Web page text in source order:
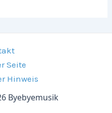
Seite
Hinweis
Byebyemusik